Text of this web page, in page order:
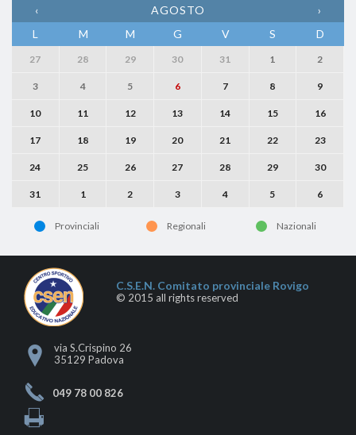
‹ AGOSTO
›
L
M M G V S D
27 28 29 30 31 1 2
3 4 5 6 7 8 9
10 11 12 13 14 15 16
17 18 19 20 21 22 23
24 25 26 27 28 29 30
31 1 2 3 4 5 6
Provinciali Regionali Nazionali
C.S.E.N. Comitato provinciale Rovigo
© 2015 all rights reserved
via S.Crispino 26
35129 Padova
049 78 00 826